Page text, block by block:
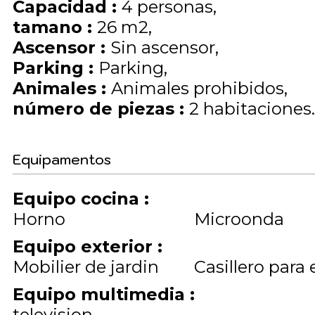
Capacidad : 4 personas
tamano : 26 m2
Ascensor : Sin ascensor
Parking : Parking
Animales : Animales prohibidos
número de piezas : 2 habitaciones
Equipamentos
Equipo cocina :
Horno
Microonda
Equipo exterior :
Mobilier de jardin
Casillero para
Equipo multimedia :